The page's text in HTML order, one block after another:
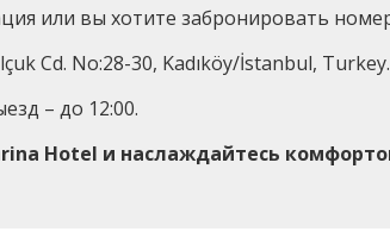
или вы хотите забронировать
Cd. No:28-30, Kadıköy/İstanbul, Turkey.
– до 12:00.
Hotel и наслаждайтесь